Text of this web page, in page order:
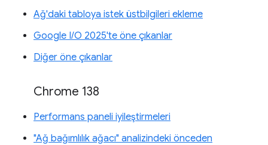
Ağ'daki tabloya istek üstbilgileri ekleme
Google I/O 2025'te öne çıkanlar
Diğer öne çıkanlar
Chrome 138
Performans paneli iyileştirmeleri
"Ağ bağımlılık ağacı" analizindeki önceden